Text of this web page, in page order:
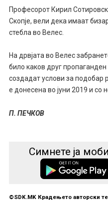
Професорот Кирил
Скопје, вели дека имаат
стебла во Велес.
На дрвјата во Велес
било каков друг
создадат услови за подобар
е донесена во јуни 2019 и со
П. ПЕЧКОВ
Симнете ја
©SDK.MK Крадењето авторски